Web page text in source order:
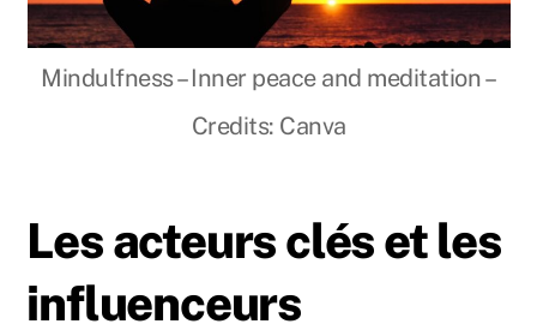
Mindulfness – Inner peace and meditation –
Credits: Canva
Les acteurs clés et les
influenceurs